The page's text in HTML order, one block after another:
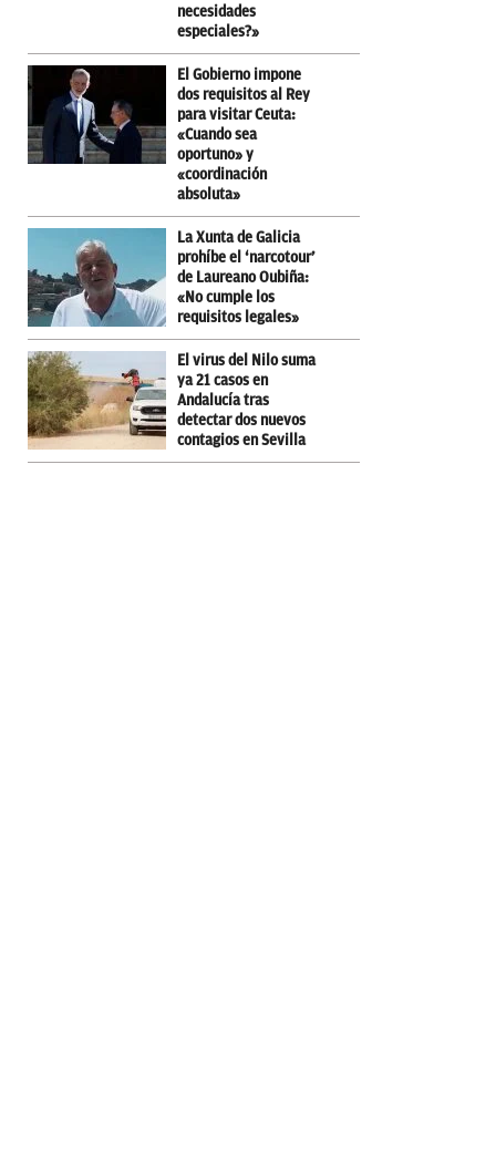
necesidades
especiales?»
El Gobierno impone
dos requisitos al Rey
para visitar Ceuta:
«Cuando sea
oportuno» y
«coordinación
absoluta»
La Xunta de Galicia
prohíbe el ‘narcotour’
de Laureano Oubiña:
«No cumple los
requisitos legales»
El virus del Nilo suma
ya 21 casos en
Andalucía tras
detectar dos nuevos
contagios en Sevilla